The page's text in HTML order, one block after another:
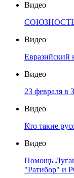
Видео
СОЮЗНОСТЬ.
Видео
Евразийский
Видео
23 февраля в
Видео
Кто такие
Видео
Помощь
"Ратибор" и